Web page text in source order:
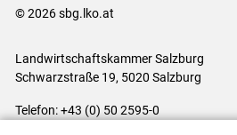
© 2026 sbg.lko.at
Landwirtschaftskammer Salzburg
Schwarzstraße 19, 5020 Salzburg
Telefon: +43 (0) 50 2595-0